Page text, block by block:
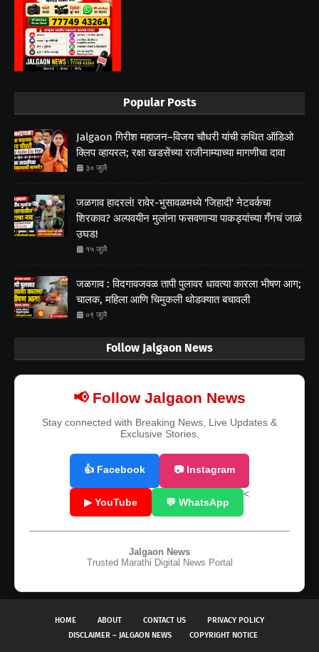
Popular Posts
Jalgaon गिरीश महाजन–विजय चौधरी यांची कथित ऑडिओ
क्लिप व्हायरल; रक्षा खडसेंच्या राजीनाम्याच्या मागणीचा दावा
३० जुलै
जळगाव हादरलं! रावेर-भुसावळमध्ये 'जिहादी' नेटवर्कचा
शिरकाव? अल्पवयीन मुलांना फसवणाऱ्या पाकड्यांच्या गँगचं जाळं
उघड!
१५ जुलै
जळगाव : विदगावजवळ तापी पुलावर धावत्या कारला भीषण आग;
चालक, महिला आणि चिमुकली थोडक्यात बचावली
०९ जुलै
Follow Jalgaon News
📢 Follow Jalgaon News
Stay connected with Breaking News, Live Updates &
Exclusive Stories.
👍 Facebook 📷 Instagram
▶ YouTube 💬 WhatsApp
<
Jalgaon News
Trusted Marathi Digital News Portal
HOME ABOUT CONTACT US
PRIVACY POLICY
DISCLAIMER – JALGAON NEWS
COPYRIGHT NOTICE